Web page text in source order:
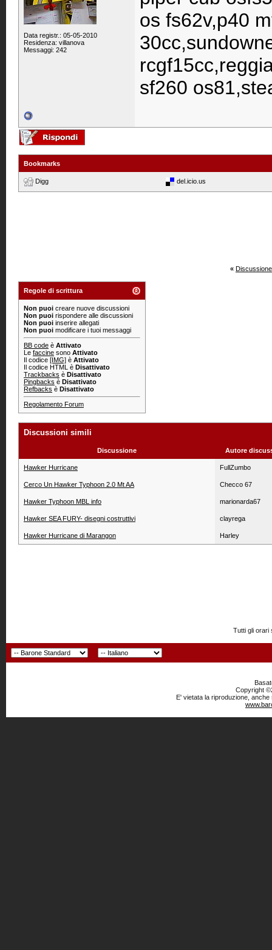
Data registr.: 05-05-2010
Residenza: villanova
Messaggi: 242
os fs62v,p40
sf260
Bookmarks
Digg del.icio.us
«
Regole di scrittura
Non puoi creare nuove discussioni
Non puoi rispondere alle discussioni
Non puoi inserire allegati
Non puoi modificare i tuoi messaggi
BB code è Attivato
Le faccine sono Attivato
Il codice [IMG] è Attivato
Il codice HTML è Disattivato
Trackbacks è Disattivato
Pingbacks è Disattivato
Refbacks è Disattivato
Regolamento Forum
Discussioni simili
Discussione Autore
Hawker Hurricane FullZumbo
Cerco Un Hawker Typhoon 2.0 Mt AA Checco 67
Hawker Typhoon MBL info marionarda67
Hawker SEA FURY- disegni costruttivi clayrega
Hawker Hurricane di Marangon Harley
Tutti gli orari
Copyright
E' vietata la riproduzione,